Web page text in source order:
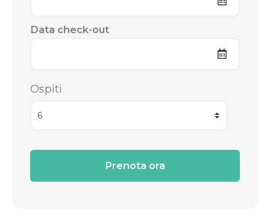
Data check-out
Ospiti